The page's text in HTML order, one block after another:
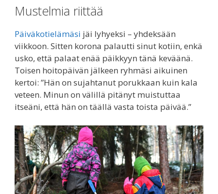
Mustelmia riittää
Päiväkotielämäsi jäi lyhyeksi – yhdeksään
viikkoon. Sitten korona palautti sinut kotiin, enkä
usko, että palaat enää päikkyyn tänä keväänä.
Toisen hoitopäivän jälkeen ryhmäsi aikuinen
kertoi: ”Hän on sujahtanut porukkaan kuin kala
veteen. Minun on välillä pitänyt muistuttaa
itseäni, että hän on täällä vasta toista päivää.”